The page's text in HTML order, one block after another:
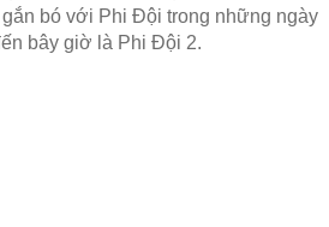
gắn bó với Phi Đội trong những ngày
bây giờ là Phi Đội 2.